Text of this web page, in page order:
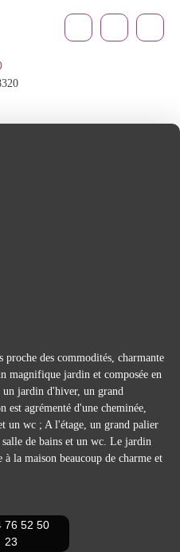
des commodités, charmante
magnifique jardin et composée en
jardin d'hiver, un grand
agrémenté d'une cheminée,
un wc ; A l'étage, un grand palier
de bains et un wc. Le jardin
la maison beaucoup de charme et
76 52 50
23